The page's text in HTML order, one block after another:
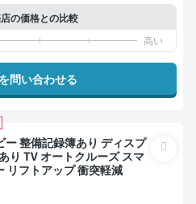
の価格との比較
問い合わせる
スプ
り TV オートクルーズ スマ
リフトアップ 衝突軽減